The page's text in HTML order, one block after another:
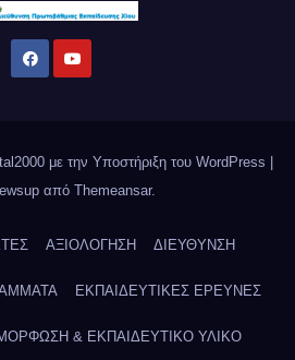
με την Υποστήριξη του WordPress |
από Themeansar.
ΑΞΙΟΛΟΓΗΣΗ ΔΙΕΥΘΥΝΣΗ
ΕΚΠΑΙΔΕΥΤΙΚΕΣ ΕΡΕΥΝΕΣ
& ΕΚΠΑΙΔΕΥΤΙΚΟ ΥΛΙΚΟ